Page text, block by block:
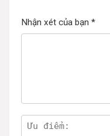
Nhận xét của bạn *